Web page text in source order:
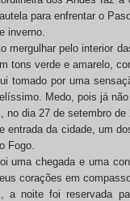
para enfrentar o
inverno.
mergulhar pelo interior
tons verde e amarelo,
tomado por uma
Medo, pois já
no dia 27 de setembro
entrada da cidade, um
Fogo.
uma chegada e uma
corações em
a noite foi reservada